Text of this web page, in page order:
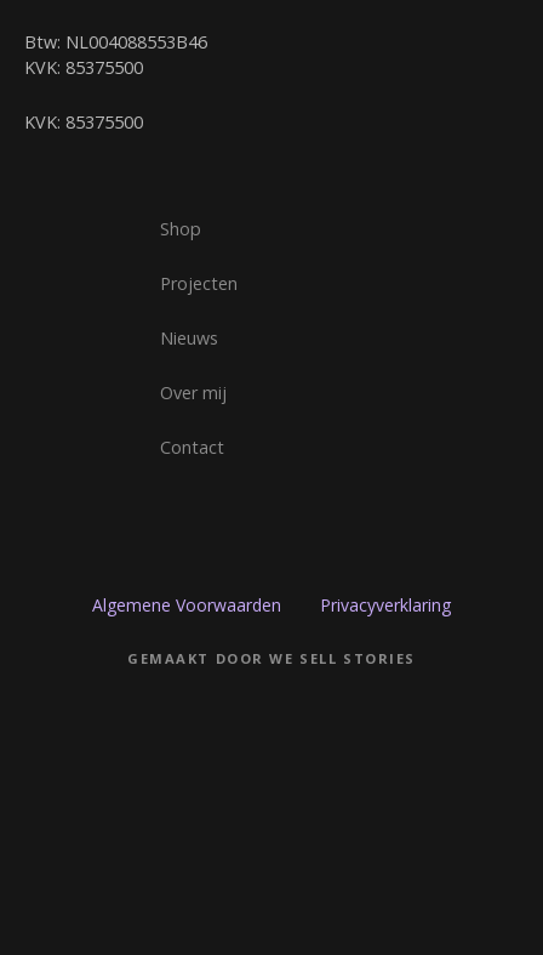
Btw: NL004088553B46
KVK: 85375500
KVK: 85375500
Shop
Projecten
Nieuws
Over mij
Contact
Algemene Voorwaarden Privacyverklaring
GEMAAKT DOOR WE SELL STORIES